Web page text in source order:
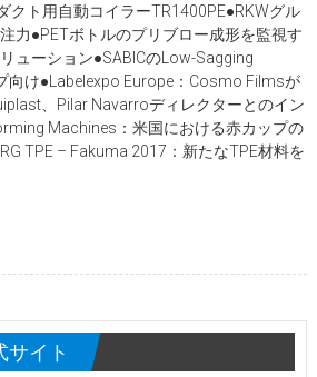
クト用自動コイラーTR1400PE●RKWグル
力●PETボトルのプリブロー成形を監視す
ューション●SABICのLow-Sagging
向け●Labelexpo Europe：Cosmo Filmsが
、Pilar Navarroディレクターとのイン
Machines：米国における赤カップの
TPE – Fakuma 2017：新たなTPE材料を
サイト